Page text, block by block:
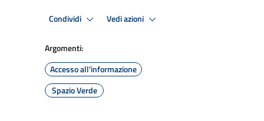
Condividi Vedi azioni
Argomenti:
Accesso all'informazione
Spazio Verde